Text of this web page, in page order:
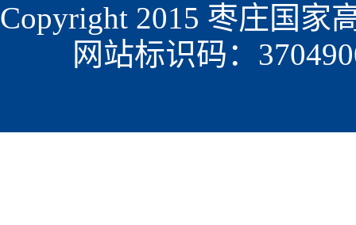
Copyright 2015 枣庄国家
网站标识码：